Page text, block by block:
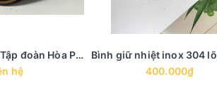
Mũ bảo hiểm - Tập đoàn Hòa Phát
hệ
400.000₫